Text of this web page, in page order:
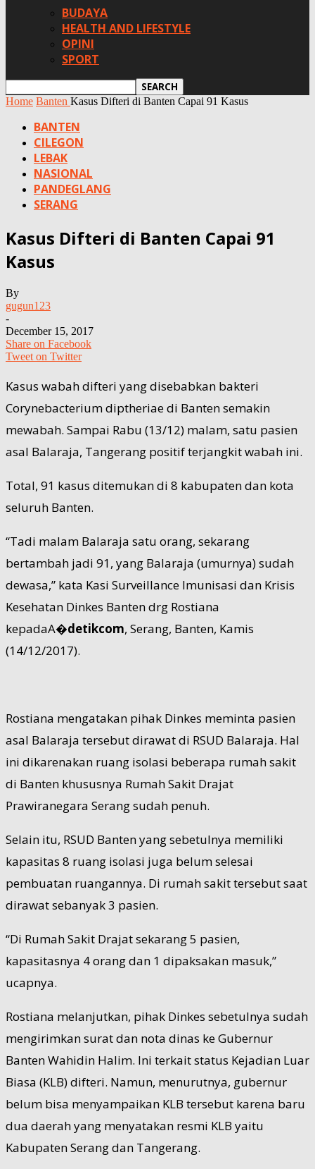
BUDAYA
HEALTH AND LIFESTYLE
OPINI
SPORT
Home Banten Kasus Difteri di Banten Capai 91 Kasus
BANTEN
CILEGON
LEBAK
NASIONAL
PANDEGLANG
SERANG
Kasus Difteri di Banten Capai 91
Kasus
By
gugun123
-
December 15, 2017
Share on Facebook
Tweet on Twitter
Kasus wabah difteri yang disebabkan bakteri
Corynebacterium diptheriae di Banten semakin
mewabah. Sampai Rabu (13/12) malam, satu pasien
asal Balaraja, Tangerang positif terjangkit wabah ini.
Total, 91 kasus ditemukan di 8 kabupaten dan kota
seluruh Banten.
“Tadi malam Balaraja satu orang, sekarang
bertambah jadi 91, yang Balaraja (umurnya) sudah
dewasa,” kata Kasi Surveillance Imunisasi dan Krisis
Kesehatan Dinkes Banten drg Rostiana
kepadaA�detikcom, Serang, Banten, Kamis
(14/12/2017).
Rostiana mengatakan pihak Dinkes meminta pasien
asal Balaraja tersebut dirawat di RSUD Balaraja. Hal
ini dikarenakan ruang isolasi beberapa rumah sakit
di Banten khususnya Rumah Sakit Drajat
Prawiranegara Serang sudah penuh.
Selain itu, RSUD Banten yang sebetulnya memiliki
kapasitas 8 ruang isolasi juga belum selesai
pembuatan ruangannya. Di rumah sakit tersebut saat
dirawat sebanyak 3 pasien.
“Di Rumah Sakit Drajat sekarang 5 pasien,
kapasitasnya 4 orang dan 1 dipaksakan masuk,”
ucapnya.
Rostiana melanjutkan, pihak Dinkes sebetulnya sudah
mengirimkan surat dan nota dinas ke Gubernur
Banten Wahidin Halim. Ini terkait status Kejadian Luar
Biasa (KLB) difteri. Namun, menurutnya, gubernur
belum bisa menyampaikan KLB tersebut karena baru
dua daerah yang menyatakan resmi KLB yaitu
Kabupaten Serang dan Tangerang.